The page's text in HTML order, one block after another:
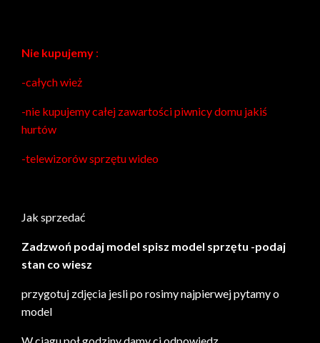
Nie kupujemy :
-całych wież
-nie kupujemy całej zawartości piwnicy domu jakiś
hurtów
-telewizorów sprzętu wideo
Jak sprzedać
Zadzwoń podaj model spisz model sprzętu -podaj
stan co wiesz
przygotuj zdjęcia jesli po rosimy najpierwej pytamy o
model